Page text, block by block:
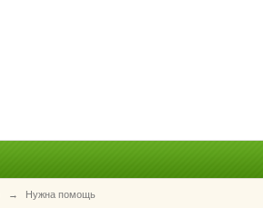
→ Нужна помощь